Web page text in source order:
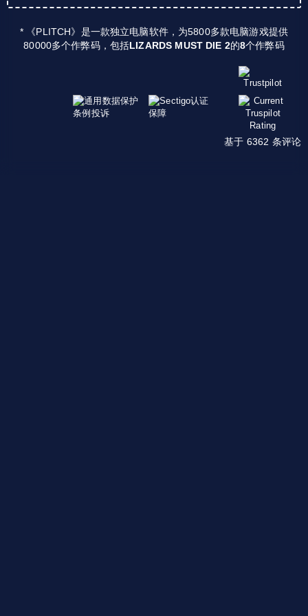
* 《PLITCH》是一款独立电脑软件，为5800多款电脑游戏提供
80000多个作弊码，包括LIZARDS MUST DIE 2的8个作弊码
基于 6362 条评论